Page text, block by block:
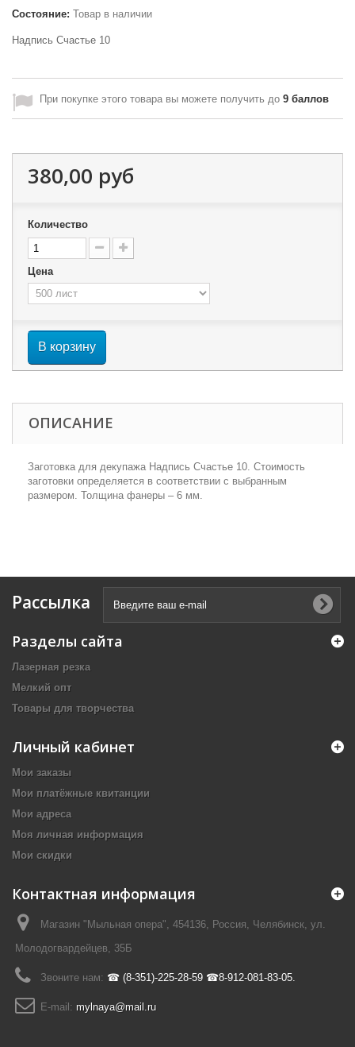
Состояние: Товар в наличии
Надпись Счастье 10
При покупке этого товара вы можете получить до 9 баллов
380,00 руб
Количество
Цена
В корзину
ОПИСАНИЕ
Заготовка для декупажа Надпись Счастье 10. Стоимость
заготовки определяется в соответствии с выбранным
размером. Толщина фанеры – 6 мм.
Рассылка
Разделы сайта
Лазерная резка
Мелкий опт
Товары для творчества
Личный кабинет
Мои заказы
Мои платёжные квитанции
Мои адреса
Моя личная информация
Мои скидки
Контактная информация
Магазин "Мыльная опера", 454136, Россия, Челябинск, ул.
Молодогвардейцев, 35Б
Звоните нам: ☎ (8-351)-225-28-59 ☎8-912-081-83-05.
E-mail: mylnaya@mail.ru